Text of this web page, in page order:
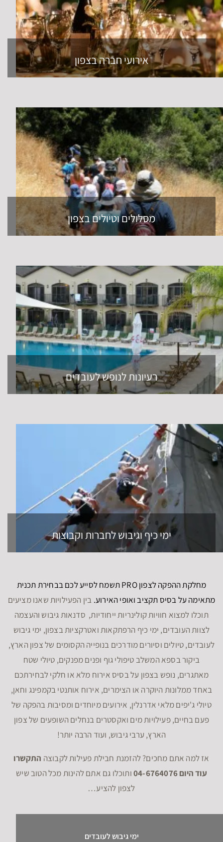
אירועי חברה בצפון
מסלולים וטיולים בצפון
רעיונות לנופש לעובדים
ימי כיף וגיבוש לחברות וקבוצות
מחלקת ההפקה לצפון PRO תשמח לסייע לכם בבחירת תכנית
מתאימה על בסיס תקציב ואופי האירוע. בין הפעילויות שאנו מציעים
תוכלו למצוא חוויות קולינריות ייחודיות, סדנאות גיבוש והעצמה
לצוות העובדים, ימי כיף הרפתקאות ואטרקציות בצפון, ימי גיבוש
לעובדים, טיולים וסיורים מודרכים בנופייה הקסומים של צפון הארץ,
ביקור בספא המשלב טיפולי גוף ופנים מפנקים, טיולי שטח
מאתגרים, נופש בצפון על בסיס אירוח מלא או חלקי לבחירתכם
באחד ממלונות היוקרה או הצימרים, אירוח אותנטי בקמפינג וחאן,
טיולי ג'יפים מלאי אדרנלין, אירועים מיוחדים ומסיבות בהפקה של
פעם בחיים, פעילויות מים ואקסטרים בנחלים השופעים של צפון
הארץ, ערבי גיבוש, ועוד הרבה יותר!
אז למה אתם מחכים? להזמנת חבילת פעילות לקבוצה התקשרו
עוד היום 04-6764076
ותוכלו גם אתם להינות מכל הטוב שיש
לצפון להציע…
ימי גיבוש לעובדים